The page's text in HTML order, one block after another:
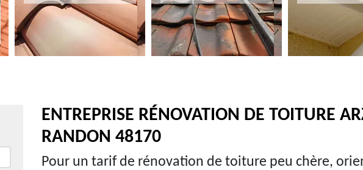
ENTREPRISE RÉNOVATION DE TOITURE
RANDON 48170
Pour un tarif de rénovation de toiture peu chère,